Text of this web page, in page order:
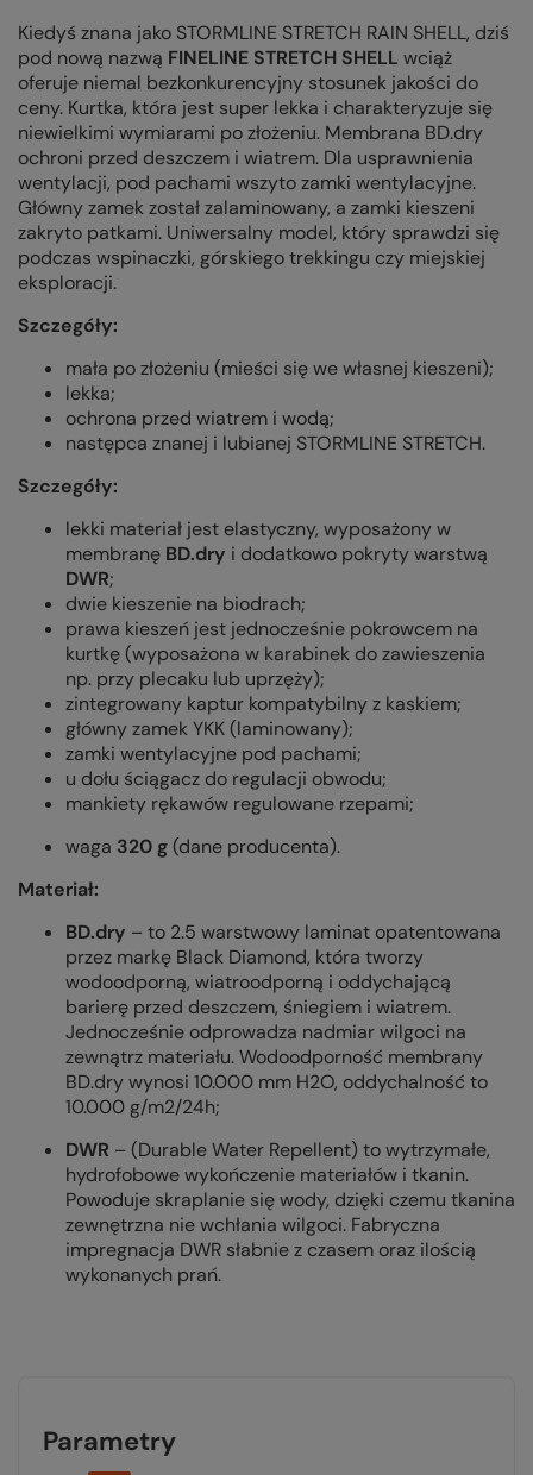
Kiedyś znana jako STORMLINE STRETCH RAIN SHELL, dziś
pod nową nazwą FINELINE STRETCH SHELL wciąż
oferuje niemal bezkonkurencyjny stosunek jakości do
ceny. Kurtka, która jest super lekka i charakteryzuje się
niewielkimi wymiarami po złożeniu. Membrana BD.dry
ochroni przed deszczem i wiatrem. Dla usprawnienia
wentylacji, pod pachami wszyto zamki wentylacyjne.
Główny zamek został zalaminowany, a zamki kieszeni
zakryto patkami. Uniwersalny model, który sprawdzi się
podczas wspinaczki, górskiego trekkingu czy miejskiej
eksploracji.
Szczegóły:
mała po złożeniu (mieści się we własnej kieszeni);
lekka;
ochrona przed wiatrem i wodą;
następca znanej i lubianej STORMLINE STRETCH.
Szczegóły:
lekki materiał jest elastyczny, wyposażony w
membranę BD.dry i dodatkowo pokryty warstwą
DWR;
dwie kieszenie na biodrach;
prawa kieszeń jest jednocześnie pokrowcem na
kurtkę (wyposażona w karabinek do zawieszenia
np. przy plecaku lub uprzęży);
zintegrowany kaptur kompatybilny z kaskiem;
główny zamek YKK (laminowany);
zamki wentylacyjne pod pachami;
u dołu ściągacz do regulacji obwodu;
mankiety rękawów regulowane rzepami;
waga 320 g(dane producenta).
Materiał:
BD.dry – to 2.5 warstwowy laminat opatentowana
przez markę Black Diamond, która tworzy
wodoodporną, wiatroodporną i oddychającą
barierę przed deszczem, śniegiem i wiatrem.
Jednocześnie odprowadza nadmiar wilgoci na
zewnątrz materiału. Wodoodporność membrany
BD.dry wynosi 10.000 mm H2O, oddychalność to
10.000 g/m2/24h;
DWR – (Durable Water Repellent) to wytrzymałe,
hydrofobowe wykończenie materiałów i tkanin.
Powoduje skraplanie się wody, dzięki czemu tkanina
zewnętrzna nie wchłania wilgoci. Fabryczna
impregnacja DWR słabnie z czasem oraz ilością
wykonanych prań.
Parametry